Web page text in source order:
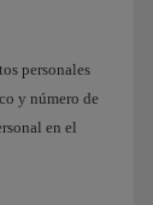
personales
y número de
en el